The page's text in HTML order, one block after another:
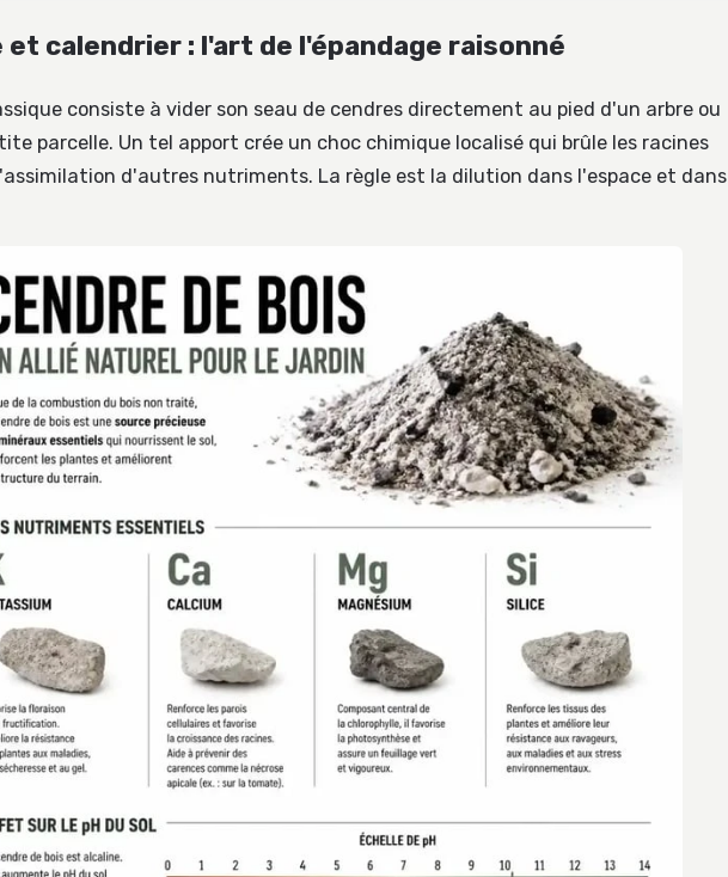
et calendrier : l'art de l'épandage raisonné
consiste à vider son seau de cendres directement au pied d'un arbre ou
parcelle. Un tel apport crée un choc chimique localisé qui brûle les racines
d'autres nutriments. La règle est la dilution dans l'espace et dans